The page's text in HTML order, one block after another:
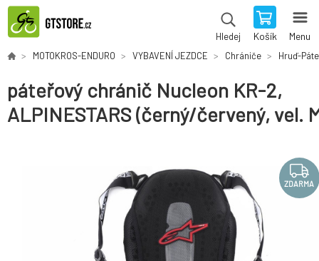
Hledej Košík Menu
MOTOKROS-ENDURO VYBAVENÍ JEZDCE Chrániče Hruď-
páteřový chránič Nucleon KR-2,
ALPINESTARS (černý/červený, vel.
ZDARMA